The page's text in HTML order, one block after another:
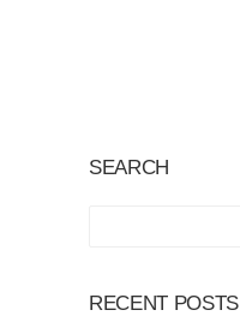
SEARCH
RECENT POSTS